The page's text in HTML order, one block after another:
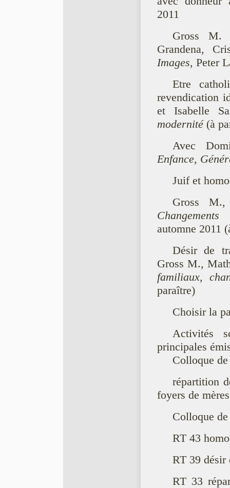
2011
Gross M.
Grandena,
Images, Peter
Etre
revendication
et Isabelle
modernité (à
Avec
Enfance,
Juif et
Gross
automne 2011
Désir de
Gross M.,
familiaux,
paraître)
Choisir la
Activités
principales
Colloque
répartition
foyers de
Colloque
RT 43
RT 39 désir
RT 33